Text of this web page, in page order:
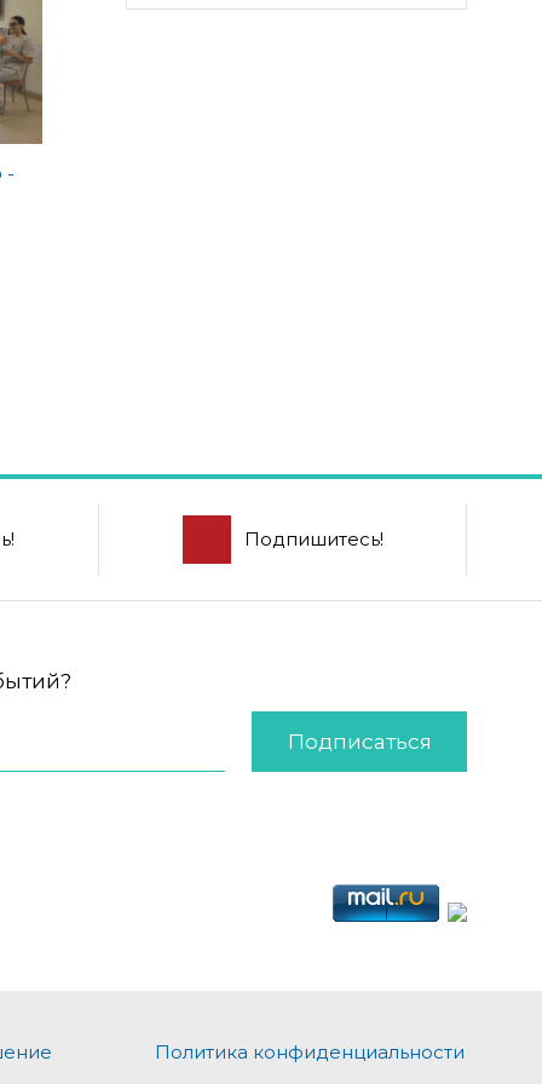
-
Подпишитесь!
Подписаться
Политика конфиденциальности